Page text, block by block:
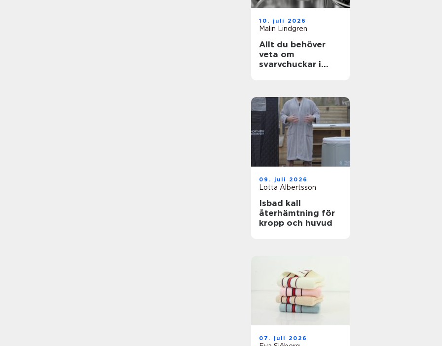
10. juli 2026
Malin Lindgren
Allt du behöver
veta om
svarvchuckar i
09. juli 2026
Lotta Albertsson
Isbad kall
återhämtning för
kropp och huvud
07. juli 2026